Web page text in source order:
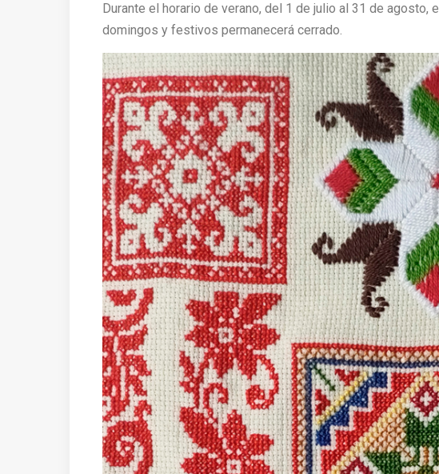
Durante el horario de verano, del 1 de julio al 31 de
domingos y festivos permanecerá cerrado.